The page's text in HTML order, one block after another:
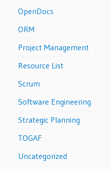
OpenDocs
ORM
Project Management
Resource List
Scrum
Software Engineering
Strategic Planning
TOGAF
Uncategorized